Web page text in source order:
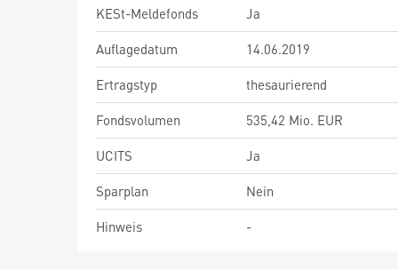
KESt-Meldefonds
Ja
Auflagedatum
14.06.2019
Ertragstyp
thesaurierend
Fondsvolumen
535,42 Mio. EUR
UCITS
Ja
Sparplan
Nein
Hinweis
-